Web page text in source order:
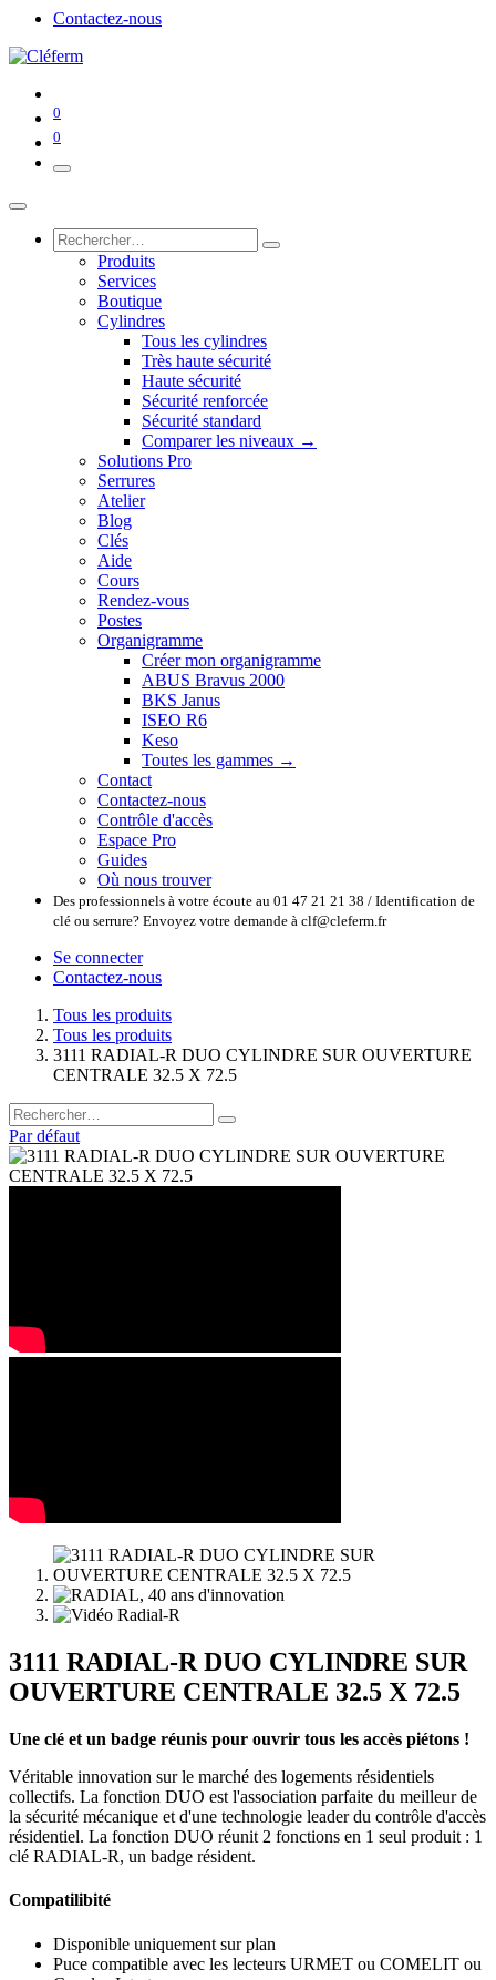
Contactez-nous
0
0
Produits
Services
Boutique
Cylindres
Tous les cylindres
Très haute sécurité
Haute sécurité
Sécurité renforcée
Sécurité standard
Comparer les niveaux →
Solutions Pro
Serrures
Atelier
Blog
Clés
Aide
Cours
Rendez-vous
Postes
Organigramme
Créer mon organigramme
ABUS Bravus 2000
BKS Janus
ISEO R6
Keso
Toutes les gammes →
Contact
Contactez-nous
Contrôle d'accès
Espace Pro
Guides
Où nous trouver
Des professionnels à votre écoute au 01 47 21 21 38 / Identification de
clé ou serrure? Envoyez votre demande à clf@cleferm.fr
Se connecter
Contactez-nous
Tous les produits
Tous les produits
3111 RADIAL-R DUO CYLINDRE SUR OUVERTURE
CENTRALE 32.5 X 72.5
Par défaut
3111 RADIAL-R DUO CYLINDRE SUR
OUVERTURE CENTRALE 32.5 X 72.5
Une clé et un badge réunis pour ouvrir tous les accès piétons !
Véritable innovation sur le marché des logements résidentiels
collectifs. La fonction DUO est l'association parfaite du meilleur de
la sécurité mécanique et d'une technologie leader du contrôle d'accès
résidentiel. La fonction DUO réunit 2 fonctions en 1 seul produit : 1
clé RADIAL-R, un badge résident.
Compatilibité
Disponible uniquement sur plan
Puce compatible avec les lecteurs URMET ou COMELIT ou